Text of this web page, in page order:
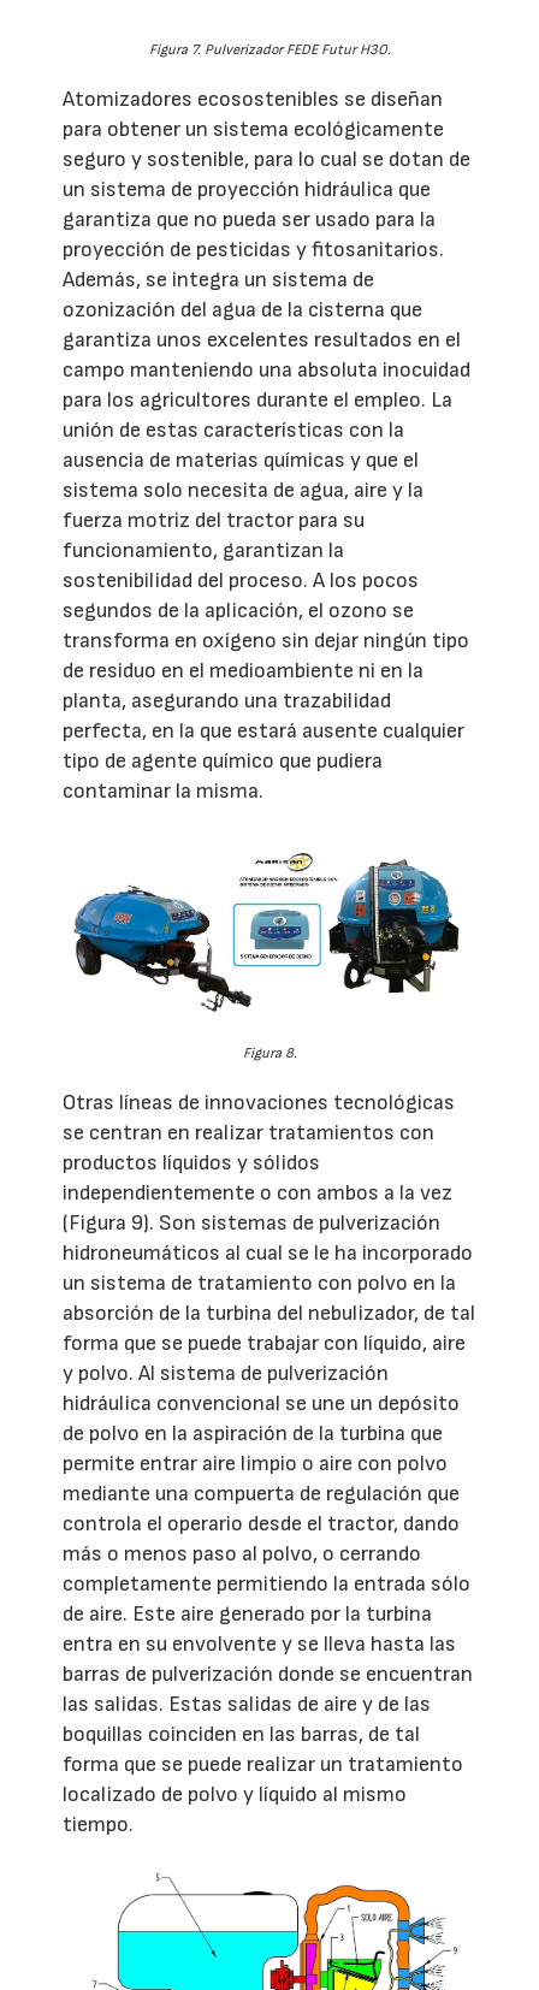
Figura 7. Pulverizador FEDE Futur H3O.
Atomizadores ecosostenibles se diseñan
para obtener un sistema ecológicamente
seguro y sostenible, para lo cual se dotan de
un sistema de proyección hidráulica que
garantiza que no pueda ser usado para la
proyección de pesticidas y fitosanitarios.
Además, se integra un sistema de
ozonización del agua de la cisterna que
garantiza unos excelentes resultados en el
campo manteniendo una absoluta inocuidad
para los agricultores durante el empleo. La
unión de estas características con la
ausencia de materias químicas y que el
sistema solo necesita de agua, aire y la
fuerza motriz del tractor para su
funcionamiento, garantizan la
sostenibilidad del proceso. A los pocos
segundos de la aplicación, el ozono se
transforma en oxígeno sin dejar ningún tipo
de residuo en el medioambiente ni en la
planta, asegurando una trazabilidad
perfecta, en la que estará ausente cualquier
tipo de agente químico que pudiera
contaminar la misma.
Figura 8.
Otras líneas de innovaciones tecnológicas
se centran en realizar tratamientos con
productos líquidos y sólidos
independientemente o con ambos a la vez
(Figura 9). Son sistemas de pulverización
hidroneumáticos al cual se le ha incorporado
un sistema de tratamiento con polvo en la
absorción de la turbina del nebulizador, de tal
forma que se puede trabajar con líquido, aire
y polvo. Al sistema de pulverización
hidráulica convencional se une un depósito
de polvo en la aspiración de la turbina que
permite entrar aire limpio o aire con polvo
mediante una compuerta de regulación que
controla el operario desde el tractor, dando
más o menos paso al polvo, o cerrando
completamente permitiendo la entrada sólo
de aire. Este aire generado por la turbina
entra en su envolvente y se lleva hasta las
barras de pulverización donde se encuentran
las salidas. Estas salidas de aire y de las
boquillas coinciden en las barras, de tal
forma que se puede realizar un tratamiento
localizado de polvo y líquido al mismo
tiempo.